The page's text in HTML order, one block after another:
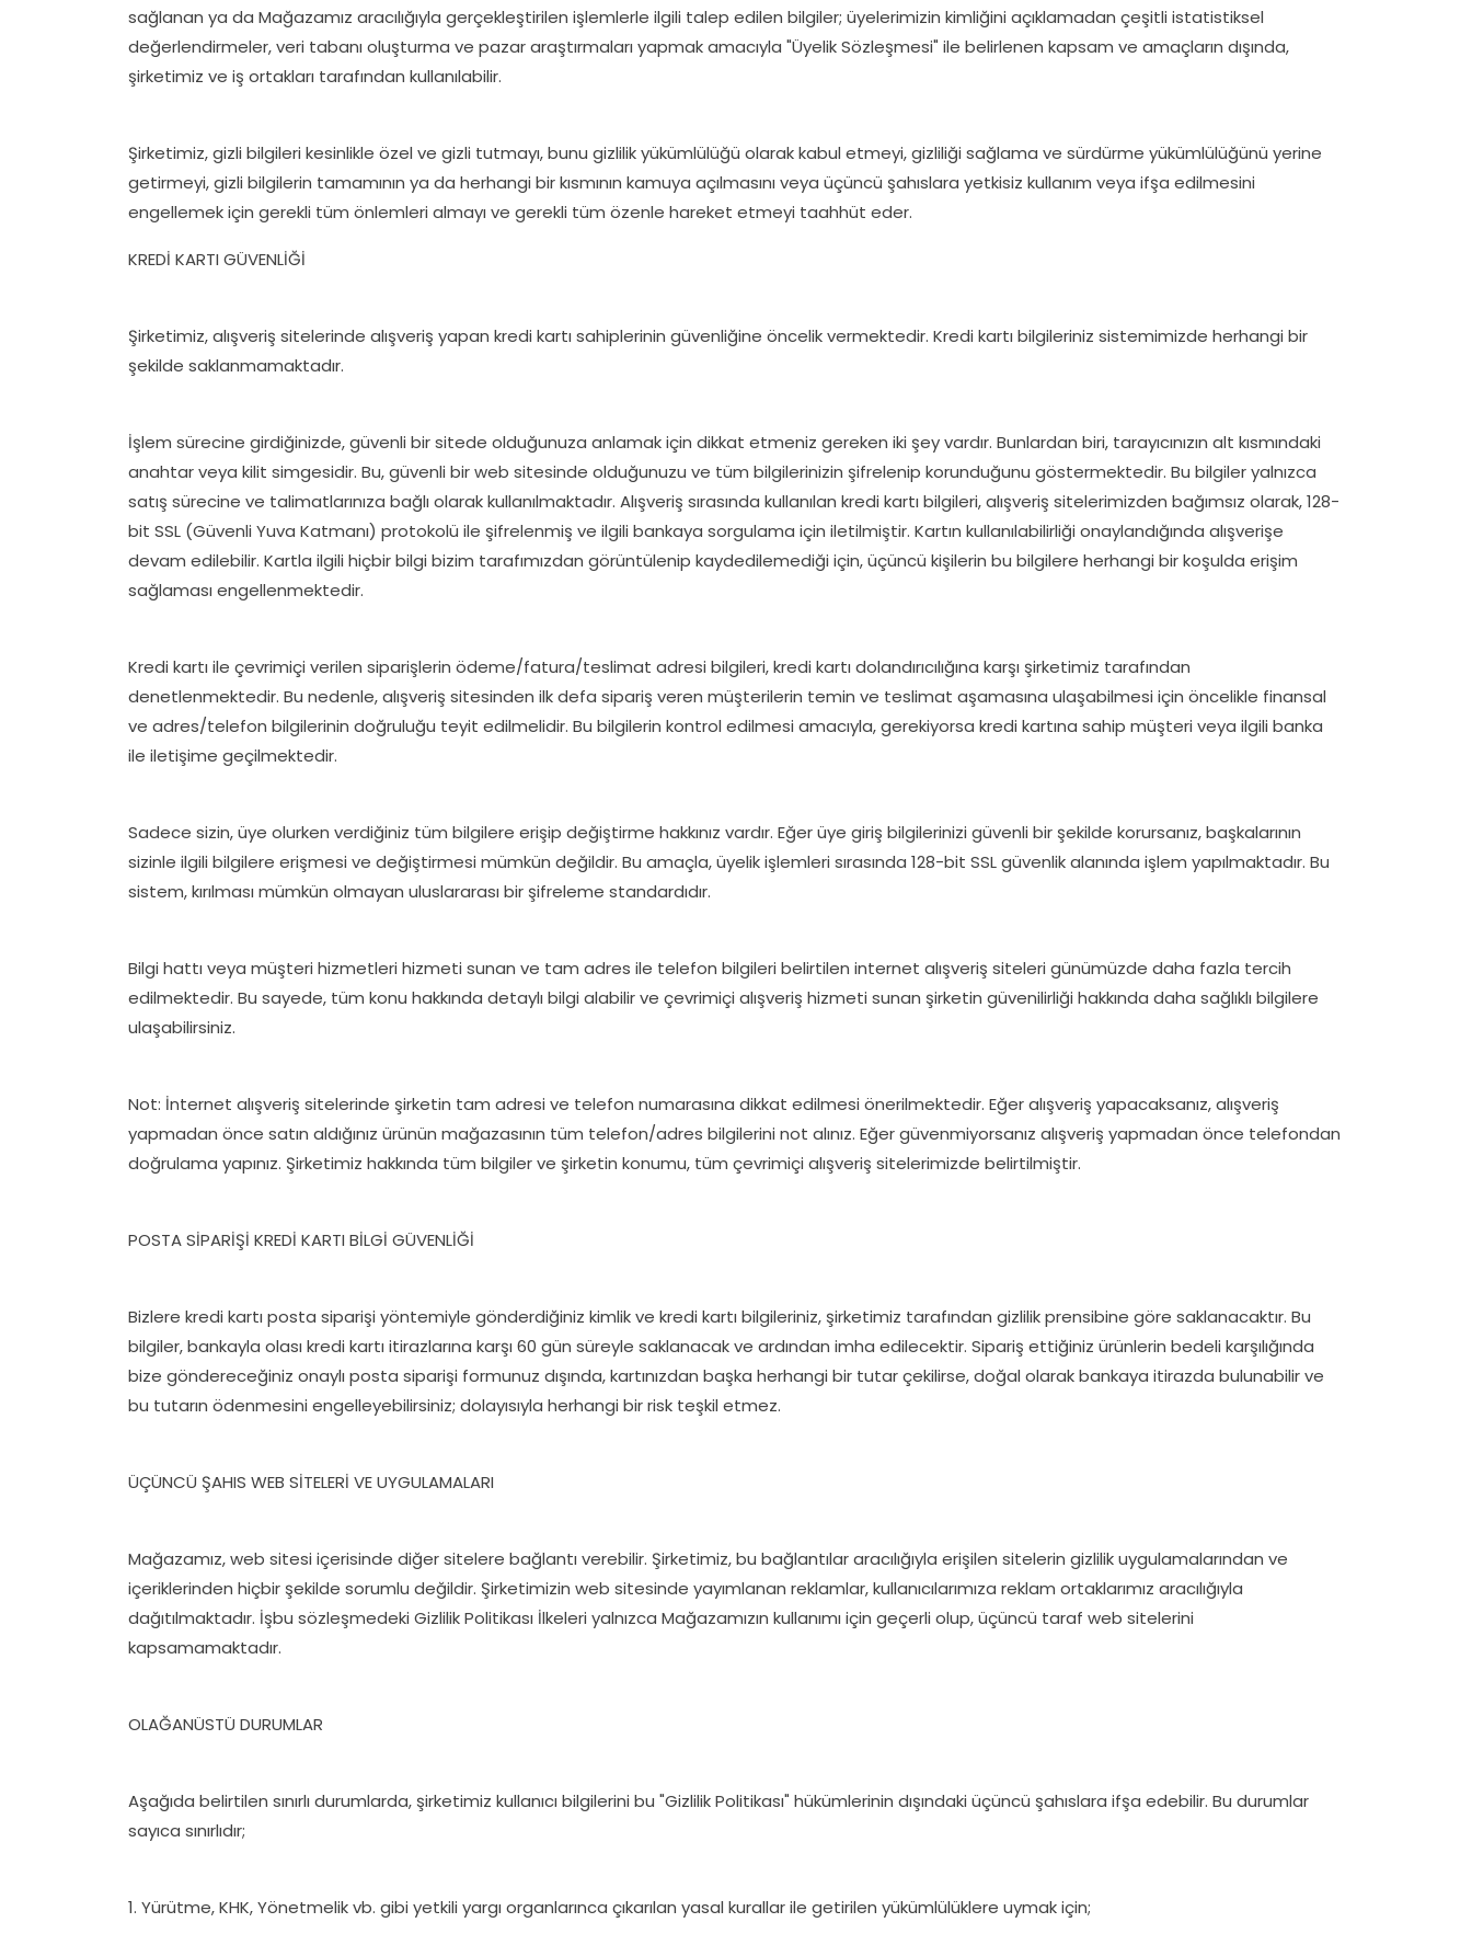
sağlanan ya da Mağazamız aracılığıyla gerçekleştirilen işlemlerle ilgili talep edilen bilgiler; üyelerimizin kimliğini açıklamadan çeşitli istatistiksel
değerlendirmeler, veri tabanı oluşturma ve pazar araştırmaları yapmak amacıyla "Üyelik Sözleşmesi" ile belirlenen kapsam ve amaçların dışında,
şirketimiz ve iş ortakları tarafından kullanılabilir.
Şirketimiz, gizli bilgileri kesinlikle özel ve gizli tutmayı, bunu gizlilik yükümlülüğü olarak kabul etmeyi, gizliliği sağlama ve sürdürme yükümlülüğünü yerine
getirmeyi, gizli bilgilerin tamamının ya da herhangi bir kısmının kamuya açılmasını veya üçüncü şahıslara yetkisiz kullanım veya ifşa edilmesini
engellemek için gerekli tüm önlemleri almayı ve gerekli tüm özenle hareket etmeyi taahhüt eder.
KREDİ KARTI GÜVENLİĞİ
Şirketimiz, alışveriş sitelerinde alışveriş yapan kredi kartı sahiplerinin güvenliğine öncelik vermektedir. Kredi kartı bilgileriniz sistemimizde herhangi bir
şekilde saklanmamaktadır.
İşlem sürecine girdiğinizde, güvenli bir sitede olduğunuza anlamak için dikkat etmeniz gereken iki şey vardır. Bunlardan biri, tarayıcınızın alt kısmındaki
anahtar veya kilit simgesidir. Bu, güvenli bir web sitesinde olduğunuzu ve tüm bilgilerinizin şifrelenip korunduğunu göstermektedir. Bu bilgiler yalnızca
satış sürecine ve talimatlarınıza bağlı olarak kullanılmaktadır. Alışveriş sırasında kullanılan kredi kartı bilgileri, alışveriş sitelerimizden bağımsız olarak, 128-
bit SSL (Güvenli Yuva Katmanı) protokolü ile şifrelenmiş ve ilgili bankaya sorgulama için iletilmiştir. Kartın kullanılabilirliği onaylandığında alışverişe
devam edilebilir. Kartla ilgili hiçbir bilgi bizim tarafımızdan görüntülenip kaydedilemediği için, üçüncü kişilerin bu bilgilere herhangi bir koşulda erişim
sağlaması engellenmektedir.
Kredi kartı ile çevrimiçi verilen siparişlerin ödeme/fatura/teslimat adresi bilgileri, kredi kartı dolandırıcılığına karşı şirketimiz tarafından
denetlenmektedir. Bu nedenle, alışveriş sitesinden ilk defa sipariş veren müşterilerin temin ve teslimat aşamasına ulaşabilmesi için öncelikle finansal
ve adres/telefon bilgilerinin doğruluğu teyit edilmelidir. Bu bilgilerin kontrol edilmesi amacıyla, gerekiyorsa kredi kartına sahip müşteri veya ilgili banka
ile iletişime geçilmektedir.
Sadece sizin, üye olurken verdiğiniz tüm bilgilere erişip değiştirme hakkınız vardır. Eğer üye giriş bilgilerinizi güvenli bir şekilde korursanız, başkalarının
sizinle ilgili bilgilere erişmesi ve değiştirmesi mümkün değildir. Bu amaçla, üyelik işlemleri sırasında 128-bit SSL güvenlik alanında işlem yapılmaktadır. Bu
sistem, kırılması mümkün olmayan uluslararası bir şifreleme standardıdır.
Bilgi hattı veya müşteri hizmetleri hizmeti sunan ve tam adres ile telefon bilgileri belirtilen internet alışveriş siteleri günümüzde daha fazla tercih
edilmektedir. Bu sayede, tüm konu hakkında detaylı bilgi alabilir ve çevrimiçi alışveriş hizmeti sunan şirketin güvenilirliği hakkında daha sağlıklı bilgilere
ulaşabilirsiniz.
Not: İnternet alışveriş sitelerinde şirketin tam adresi ve telefon numarasına dikkat edilmesi önerilmektedir. Eğer alışveriş yapacaksanız, alışveriş
yapmadan önce satın aldığınız ürünün mağazasının tüm telefon/adres bilgilerini not alınız. Eğer güvenmiyorsanız alışveriş yapmadan önce telefondan
doğrulama yapınız. Şirketimiz hakkında tüm bilgiler ve şirketin konumu, tüm çevrimiçi alışveriş sitelerimizde belirtilmiştir.
POSTA SİPARİŞİ KREDİ KARTI BİLGİ GÜVENLİĞİ
Bizlere kredi kartı posta siparişi yöntemiyle gönderdiğiniz kimlik ve kredi kartı bilgileriniz, şirketimiz tarafından gizlilik prensibine göre saklanacaktır. Bu
bilgiler, bankayla olası kredi kartı itirazlarına karşı 60 gün süreyle saklanacak ve ardından imha edilecektir. Sipariş ettiğiniz ürünlerin bedeli karşılığında
bize göndereceğiniz onaylı posta siparişi formunuz dışında, kartınızdan başka herhangi bir tutar çekilirse, doğal olarak bankaya itirazda bulunabilir ve
bu tutarın ödenmesini engelleyebilirsiniz; dolayısıyla herhangi bir risk teşkil etmez.
ÜÇÜNCÜ ŞAHIS WEB SİTELERİ VE UYGULAMALARI
Mağazamız, web sitesi içerisinde diğer sitelere bağlantı verebilir. Şirketimiz, bu bağlantılar aracılığıyla erişilen sitelerin gizlilik uygulamalarından ve
içeriklerinden hiçbir şekilde sorumlu değildir. Şirketimizin web sitesinde yayımlanan reklamlar, kullanıcılarımıza reklam ortaklarımız aracılığıyla
dağıtılmaktadır. İşbu sözleşmedeki Gizlilik Politikası İlkeleri yalnızca Mağazamızın kullanımı için geçerli olup, üçüncü taraf web sitelerini
kapsamamaktadır.
OLAĞANÜSTÜ DURUMLAR
Aşağıda belirtilen sınırlı durumlarda, şirketimiz kullanıcı bilgilerini bu "Gizlilik Politikası" hükümlerinin dışındaki üçüncü şahıslara ifşa edebilir. Bu durumlar
sayıca sınırlıdır;
1. Yürütme, KHK, Yönetmelik vb. gibi yetkili yargı organlarınca çıkarılan yasal kurallar ile getirilen yükümlülüklere uymak için;